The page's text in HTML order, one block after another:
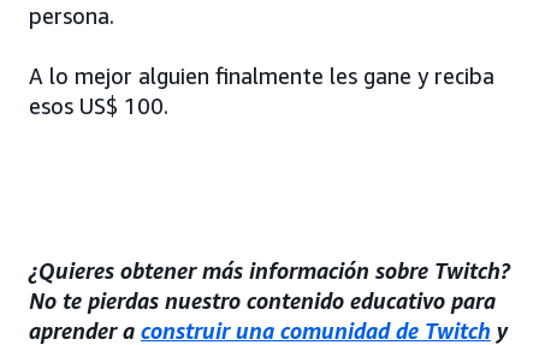
persona.
A lo mejor alguien finalmente les gane y reciba
esos US$ 100.
¿Quieres obtener más información sobre Twitch?
No te pierdas nuestro contenido educativo para
aprender a construir una comunidad de Twitch y